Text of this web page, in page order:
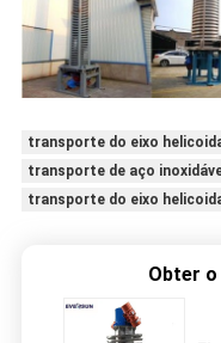
transporte do eixo
transporte de aço
transporte do eixo
Obter